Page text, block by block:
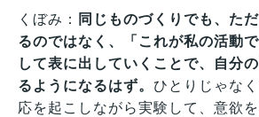
くぼみ：
同じものづくりでも、た
るのではなく、「これが私の活動
して表に出していくことで、自分
るようになるはず。ひとりじゃな
応を起こしながら実験して、意欲